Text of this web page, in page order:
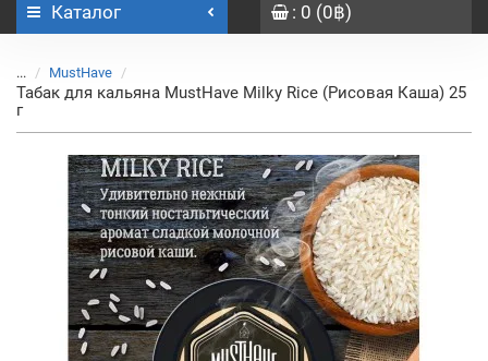
Каталог : 0 (0฿)
... MustHave
Табак для кальяна MustHave Milky Rice (Рисовая Каша) 25
г